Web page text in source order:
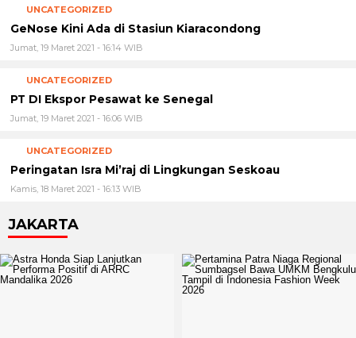
UNCATEGORIZED
GeNose Kini Ada di Stasiun Kiaracondong
Jumat, 19 Maret 2021 - 16:14 WIB
UNCATEGORIZED
PT DI Ekspor Pesawat ke Senegal
Jumat, 19 Maret 2021 - 16:06 WIB
UNCATEGORIZED
Peringatan Isra Mi’raj di Lingkungan Seskoau
Kamis, 18 Maret 2021 - 16:13 WIB
JAKARTA